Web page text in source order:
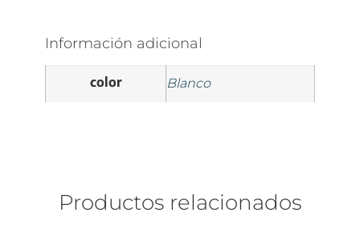
Información adicional
color Blanco
Productos relacionados